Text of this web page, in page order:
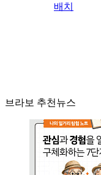
배치
브라보 추천뉴스